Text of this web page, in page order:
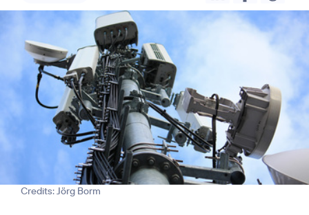
Credits: Jörg Borm